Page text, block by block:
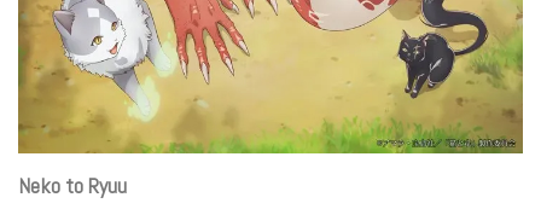
Neko to Ryuu